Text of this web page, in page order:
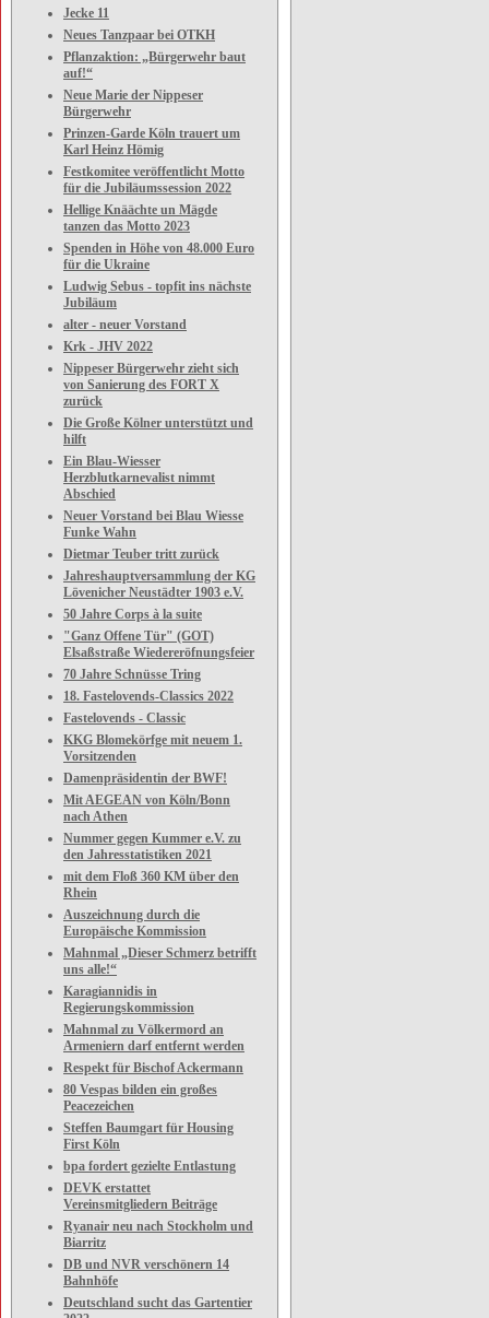
Jecke 11
Neues Tanzpaar bei OTKH
Pflanzaktion: „Bürgerwehr baut
auf!“
Neue Marie der Nippeser
Bürgerwehr
Prinzen-Garde Köln trauert um
Karl Heinz Hömig
Festkomitee veröffentlicht Motto
für die Jubiläumssession 2022
Hellige Knäächte un Mägde
tanzen das Motto 2023
Spenden in Höhe von 48.000 Euro
für die Ukraine
Ludwig Sebus - topfit ins nächste
Jubiläum
alter - neuer Vorstand
Krk - JHV 2022
Nippeser Bürgerwehr zieht sich
von Sanierung des FORT X
zurück
Die Große Kölner unterstützt und
hilft
Ein Blau-Wiesser
Herzblutkarnevalist nimmt
Abschied
Neuer Vorstand bei Blau Wiesse
Funke Wahn
Dietmar Teuber tritt zurück
Jahreshauptversammlung der KG
Lövenicher Neustädter 1903 e.V.
50 Jahre Corps à la suite
"Ganz Offene Tür" (GOT)
Elsaßstraße Wiedereröfnungsfeier
70 Jahre Schnüsse Tring
18. Fastelovends-Classics 2022
Fastelovends - Classic
KKG Blomekörfge mit neuem 1.
Vorsitzenden
Damenpräsidentin der BWF!
Mit AEGEAN von Köln/Bonn
nach Athen
Nummer gegen Kummer e.V. zu
den Jahresstatistiken 2021
mit dem Floß 360 KM über den
Rhein
Auszeichnung durch die
Europäische Kommission
Mahnmal „Dieser Schmerz betrifft
uns alle!“
Karagiannidis in
Regierungskommission
Mahnmal zu Völkermord an
Armeniern darf entfernt werden
Respekt für Bischof Ackermann
80 Vespas bilden ein großes
Peacezeichen
Steffen Baumgart für Housing
First Köln
bpa fordert gezielte Entlastung
DEVK erstattet
Vereinsmitgliedern Beiträge
Ryanair neu nach Stockholm und
Biarritz
DB und NVR verschönern 14
Bahnhöfe
Deutschland sucht das Gartentier